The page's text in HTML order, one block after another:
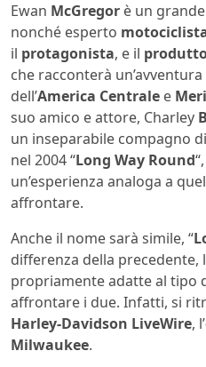
Ewan McGregor è un
nonché esperto
il protagonista, e il
che racconterà
dell’America Centrale e
suo amico e attore, Charley
un inseparabile compagno
nel 2004 “Long Way Round
un’esperienza analoga a
affrontare.
Anche il nome sarà simile, “
differenza della precedente,
propriamente adatte al tipo
affrontare i due. Infatti, si
Harley-Davidson LiveWire, l’
Milwaukee.